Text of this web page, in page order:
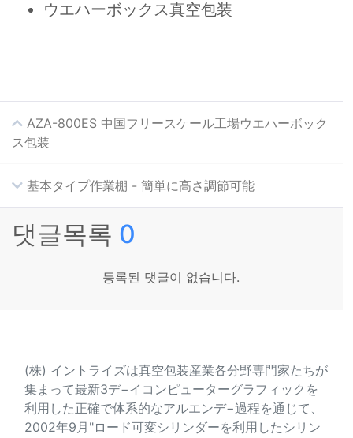
ウエハーボックス真空包装
AZA-800ES 中国フリースケール工場ウエハーボック
ス包装
基本タイプ作業棚 - 簡単に高さ調節可能
댓글목록 0
등록된 댓글이 없습니다.
(株) イントライズは真空包装産業各分野専門家たちが
集まって最新3デ−イコンピューターグラフィックを
利用した正確で体系的なアルエンデ−過程を通じて、
2002年9月"ロード可変シリンダーを利用したシリン